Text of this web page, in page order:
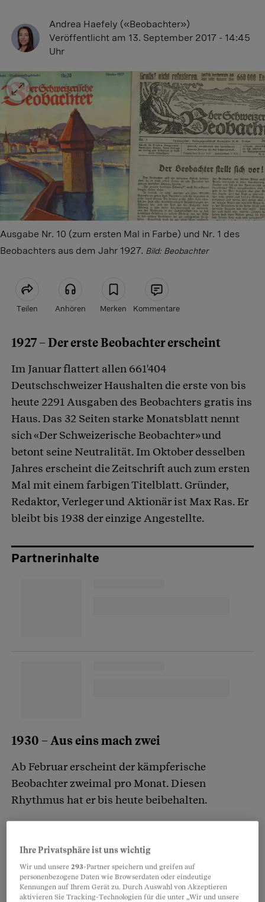
Andrea Haefely («Beobachter»)
Veröffentlicht am 13. September 2017 - 14:45
Uhr
Ausgabe Nr. 10 (zum ersten Mal in Farbe) und Nr. 1 des
Beobachters aus dem Jahr 1927. Bild: Beobachter
Teilen Anhören Merken Kommentare
Artikel teilen
1927 – Der erste Beobachter erscheint
Im Januar flattert allen 661'404
Deutschschweizer Haushalten die erste von bis
heute 2291 Ausgaben des Beobachters gratis ins
Haus. Das 32 Seiten starke Monatsblatt nennt
sich «Der Schweizerische Beobachter» und
betont seine Neutralität. Im Oktober desselben
Jahres erscheint die Zeitschrift auch zum ersten
Mal mit einem farbigen Titelblatt. Gründer,
Redaktor, Verleger und Aktionär ist Max Ras. Er
bleibt bis 1938 der einzige Angestellte.
Partnerinhalte
1930 – Aus eins mach zwei
Ab Februar erscheint der kämpferische
Beobachter zweimal pro Monat. Diesen
Rhythmus hat er bis heute beibehalten.
Unter dem Titel «Schweizer Kinder hungern und
frieren!» berichtet der Beobachter über die
erbärmlichen Verhältnisse, in denen die
Ihre Privatsphäre ist uns wichtig
Wir und unsere293-Partner speichern und greifen auf
personenbezogene Daten wie Browserdaten oder eindeutige
Kennungen auf Ihrem Gerät zu. Durch Auswahl von Akzeptieren
aktivieren Sie Tracking-Technologien für die unter „Wir und unsere